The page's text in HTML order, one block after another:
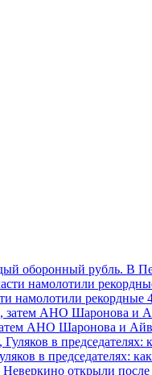
оборонный рубль. В
намолотили рекордные
АНО Шаронова и
в председателях: